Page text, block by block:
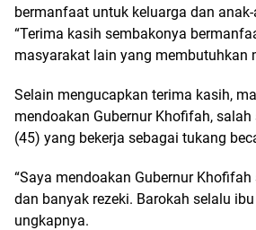
bermanfaat untuk keluarga dan
“Terima kasih sembakonya
masyarakat lain yang membutuhkan
Selain mengucapkan terima kasih,
mendoakan Gubernur Khofifah,
(45) yang bekerja sebagai tukang
“Saya mendoakan Gubernur
dan banyak rezeki. Barokah selalu ibu
ungkapnya.